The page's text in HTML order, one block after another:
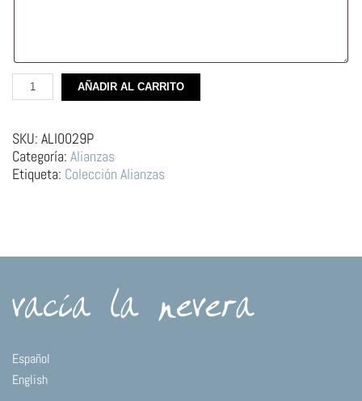
Alianza
de
Ilustración
–
Contigo
Hasta
AÑADIR AL CARRITO
SKU: ALI0029P
Categoría: Alianzas
Etiqueta: Colección Alianzas
Español
English